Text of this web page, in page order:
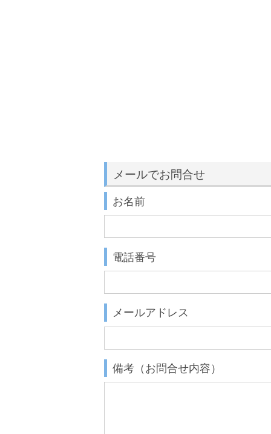
メールでお問合せ
お名前
電話番号
メールアドレス
備考（お問合せ内容）